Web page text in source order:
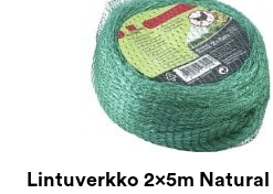
Lintuverkko 2x5m Natural